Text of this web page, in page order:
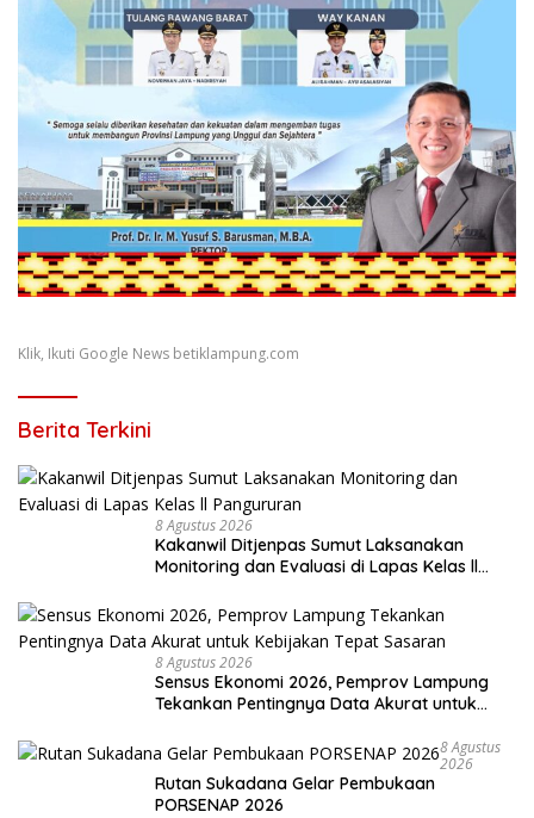
Klik, Ikuti Google News betiklampung.com
Berita Terkini
8 Agustus 2026
Kakanwil Ditjenpas Sumut Laksanakan
Monitoring dan Evaluasi di Lapas Kelas ll
8 Agustus 2026
Sensus Ekonomi 2026, Pemprov Lampung
Tekankan Pentingnya Data Akurat untuk
8 Agustus
2026
Rutan Sukadana Gelar Pembukaan
PORSENAP 2026